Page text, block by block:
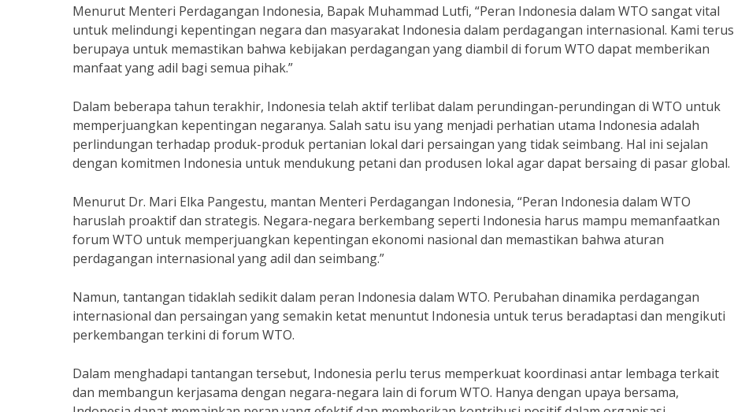
Menurut Menteri Perdagangan Indonesia, Bapak Muhammad Lutfi, “Peran Indonesia dalam WTO sangat vital
untuk melindungi kepentingan negara dan masyarakat Indonesia dalam perdagangan internasional. Kami terus
berupaya untuk memastikan bahwa kebijakan perdagangan yang diambil di forum WTO dapat memberikan
manfaat yang adil bagi semua pihak.”
Dalam beberapa tahun terakhir, Indonesia telah aktif terlibat dalam perundingan-perundingan di WTO untuk
memperjuangkan kepentingan negaranya. Salah satu isu yang menjadi perhatian utama Indonesia adalah
perlindungan terhadap produk-produk pertanian lokal dari persaingan yang tidak seimbang. Hal ini sejalan
dengan komitmen Indonesia untuk mendukung petani dan produsen lokal agar dapat bersaing di pasar global.
Menurut Dr. Mari Elka Pangestu, mantan Menteri Perdagangan Indonesia, “Peran Indonesia dalam WTO
haruslah proaktif dan strategis. Negara-negara berkembang seperti Indonesia harus mampu memanfaatkan
forum WTO untuk memperjuangkan kepentingan ekonomi nasional dan memastikan bahwa aturan
perdagangan internasional yang adil dan seimbang.”
Namun, tantangan tidaklah sedikit dalam peran Indonesia dalam WTO. Perubahan dinamika perdagangan
internasional dan persaingan yang semakin ketat menuntut Indonesia untuk terus beradaptasi dan mengikuti
perkembangan terkini di forum WTO.
Dalam menghadapi tantangan tersebut, Indonesia perlu terus memperkuat koordinasi antar lembaga terkait
dan membangun kerjasama dengan negara-negara lain di forum WTO. Hanya dengan upaya bersama,